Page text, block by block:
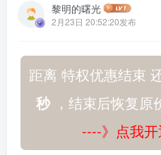
黎明的曙光
2月23日 20:52:20发布
距离 特权优惠结束
秒，结束后恢复原
----》点我